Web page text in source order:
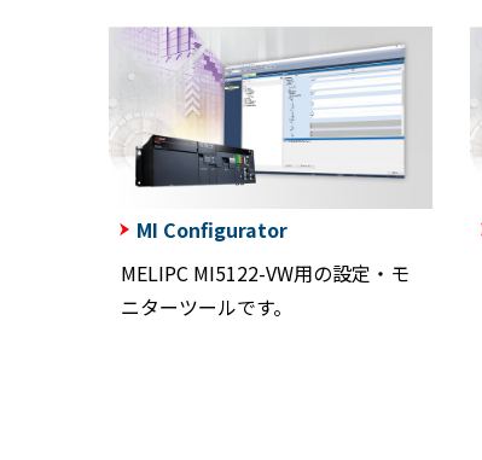
MI Configurator
MELIPC MI5122-VW用の設定・モ
ニターツールです。